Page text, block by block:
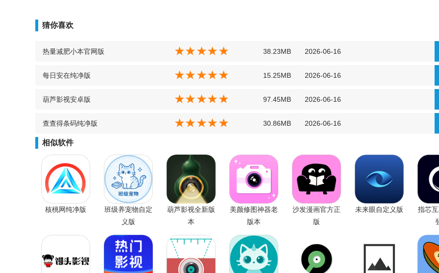
猜你喜欢
热量减肥小本官网版 38.23MB 2026-06-16
每日安在纯净版 15.25MB 2026-06-16
葫芦影视安卓版 97.45MB 2026-06-16
查查得条码纯净版 30.86MB 2026-06-16
相似软件
核桃网纯净版
班级养宠物自定
义版
葫芦影视全新版
本
美颜修图神器老
版本
沙发漫画官方正
版
未来眼自定义版
指芯